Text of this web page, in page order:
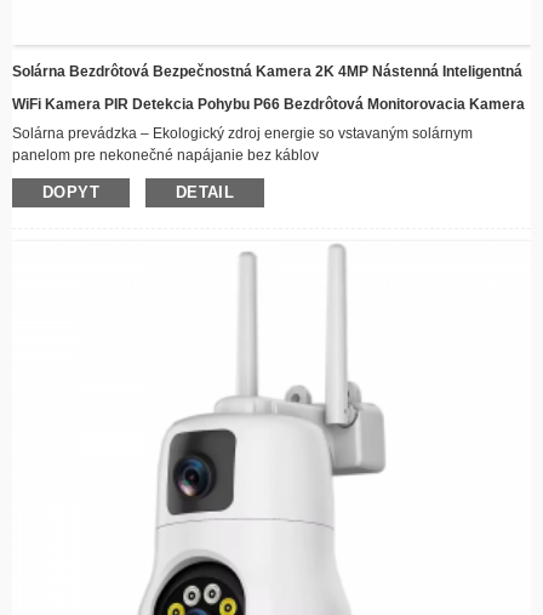
Solárna Bezdrôtová Bezpečnostná Kamera 2K 4MP Nástenná Inteligentná
WiFi Kamera PIR Detekcia Pohybu P66 Bezdrôtová Monitorovacia Kamera
Solárna prevádzka – Ekologický zdroj energie so vstavaným solárnym
panelom pre nekonečné napájanie bez káblov
Bezdrôtové pripojenie – Zostaňte pripojení na diaľku prostredníctvom WiFi s
možnosťou streamovania videa v reálnom čase
vhodná do všetkých poveternostných podmienok, ideálna na vonkajšiu
konzolami pre rýchlu inštaláciu kdekoľvek
​​Vzdialené monitorovanie – Prístup k živému prenosu a nahraným videám
odkiaľkoľvek pomocou smartfónu alebo inteligentného zariadenia
Kompatibilita s cloudovým úložiskom – Udržujte si spomienky v bezpečí vďaka
voliteľnej integrácii cloudového úložiska
Energeticky efektívne – Využite silu slnka na zníženie nákladov na elektrinu a
zároveň si zachovajte nepretržitú ochranu
DOPYT DETAIL